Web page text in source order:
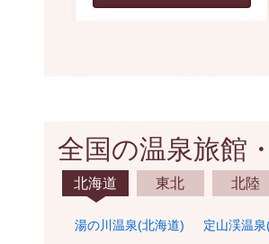
全国の温泉旅館
北海道 東北 北陸
湯の川温泉(北海道) 定山渓温